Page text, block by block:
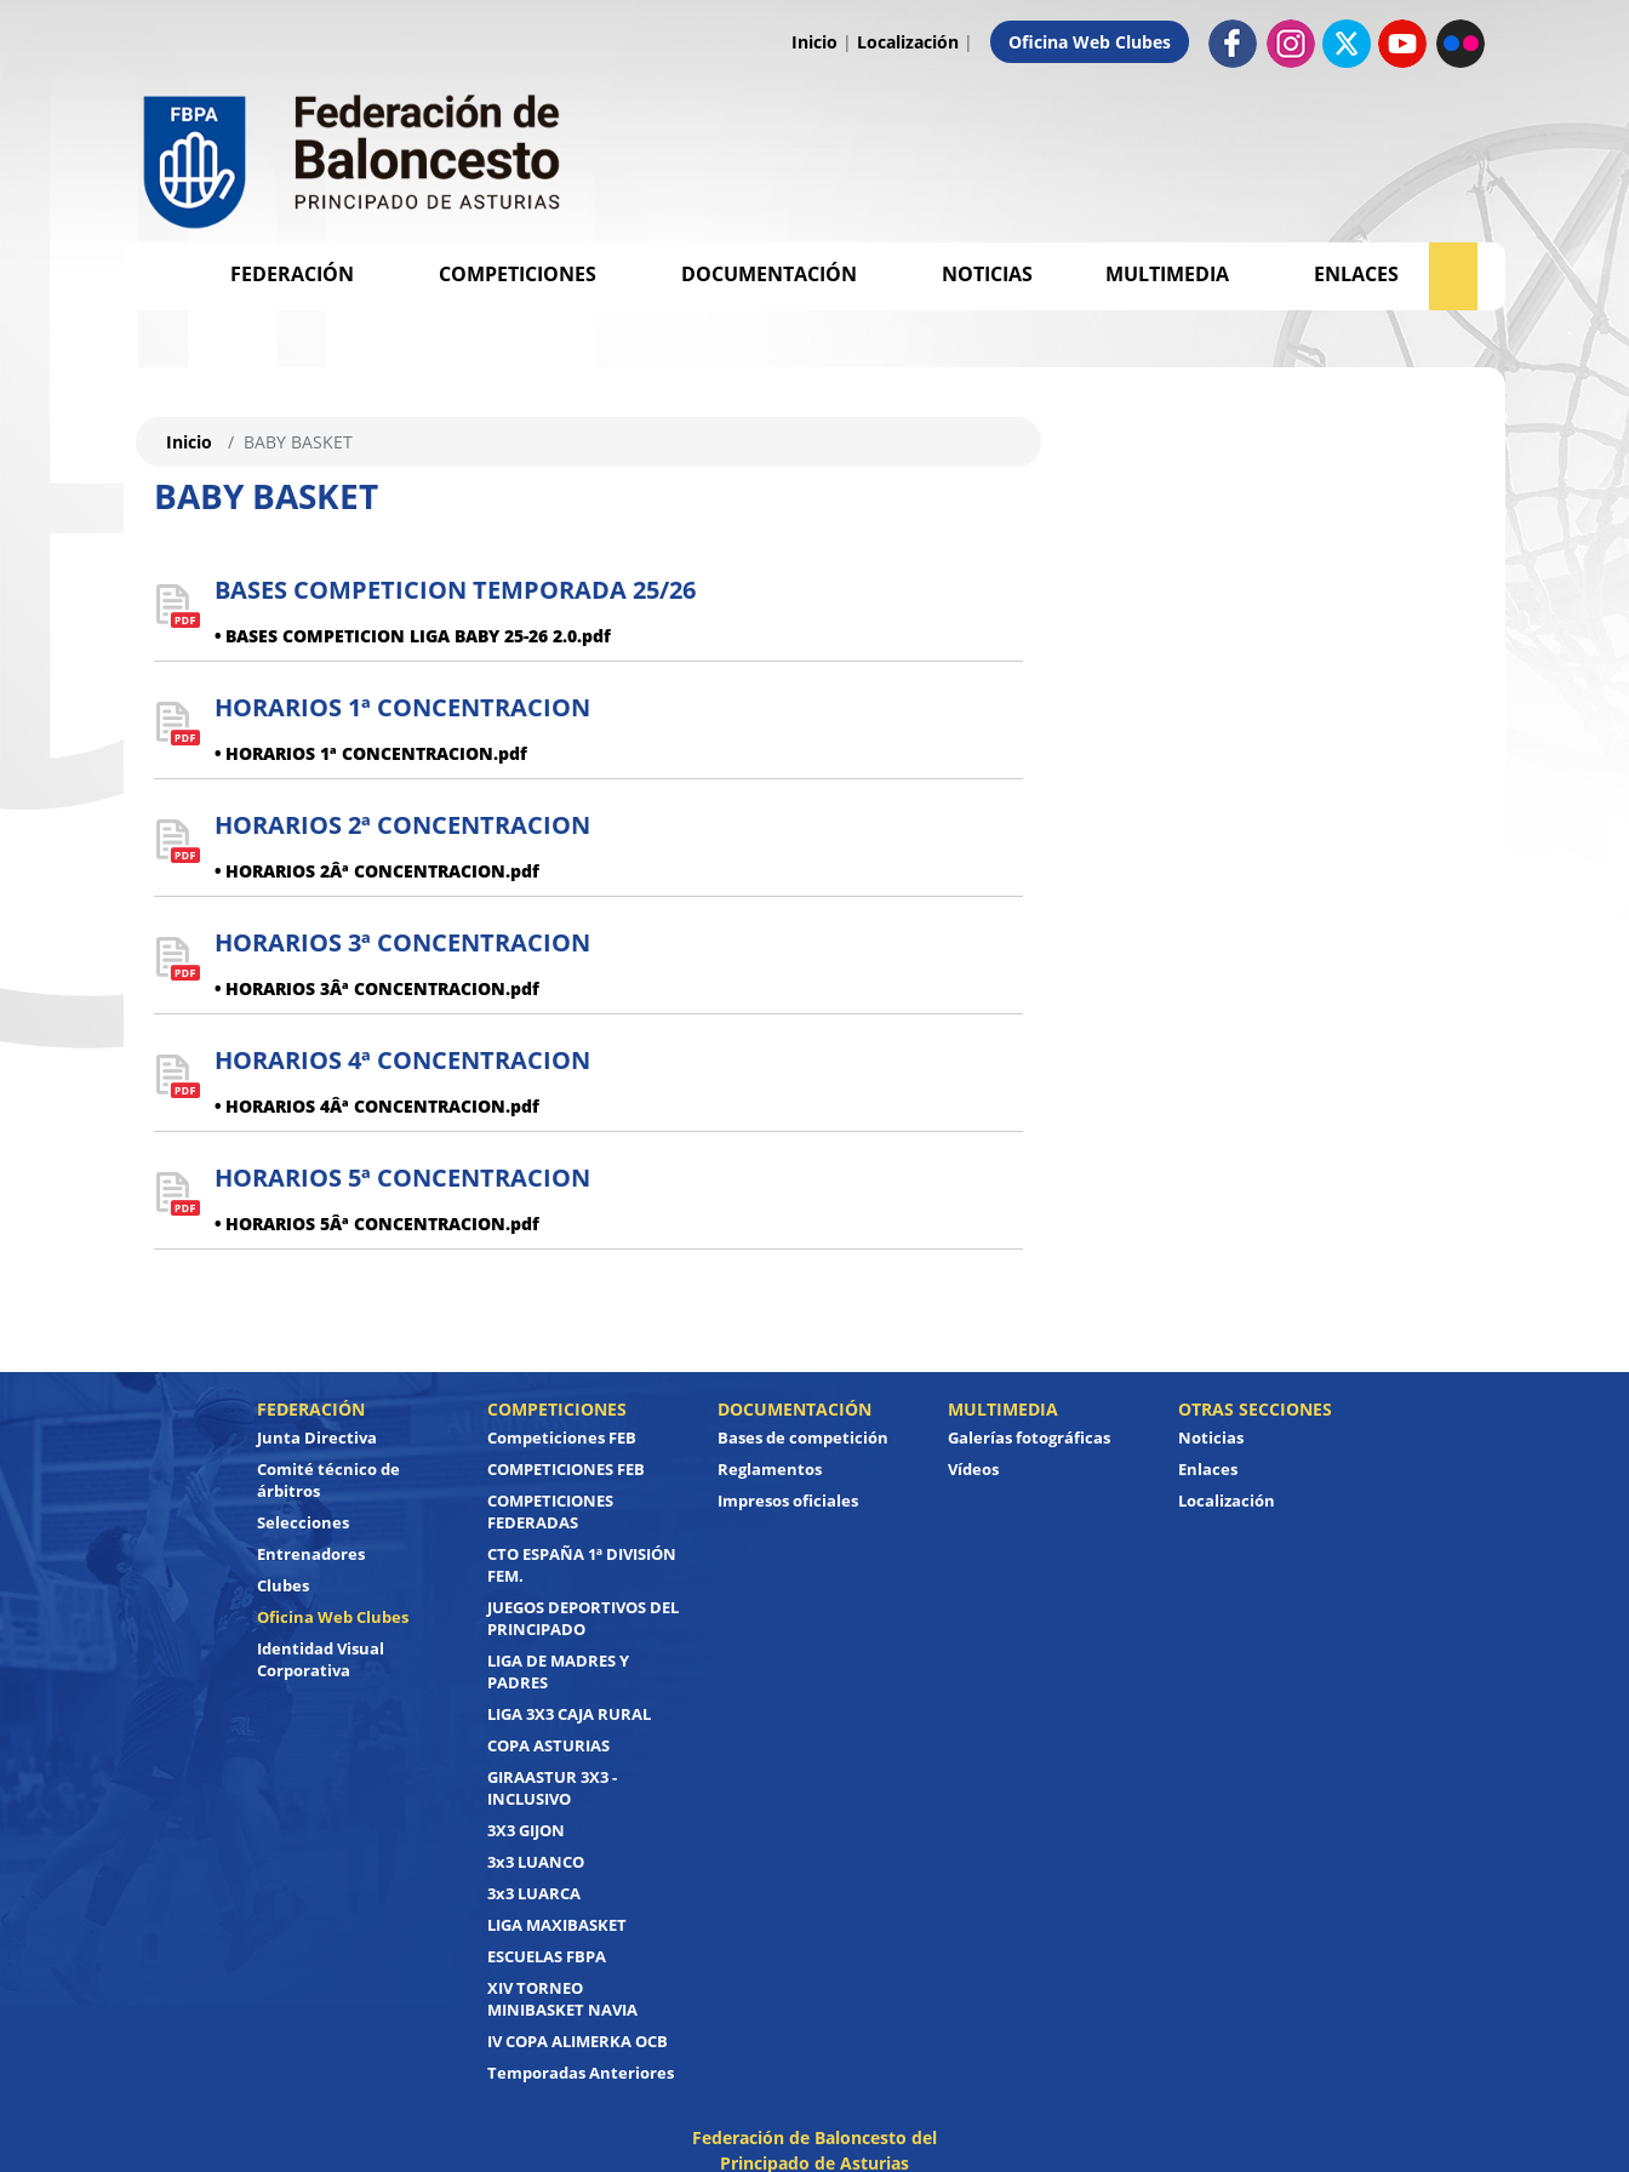
Inicio | Localización | Oficina Web Clubes
FEDERACIÓN COMPETICIONES DOCUMENTACIÓN NOTICIAS MULTIMEDIA ENLACES
BABY BASKET
Inicio BABY BASKET
BASES COMPETICION TEMPORADA 25/26
• BASES COMPETICION LIGA BABY 25-26 2.0.pdf
HORARIOS 1ª CONCENTRACION
• HORARIOS 1ª CONCENTRACION.pdf
HORARIOS 2ª CONCENTRACION
• HORARIOS 2Âª CONCENTRACION.pdf
HORARIOS 3ª CONCENTRACION
• HORARIOS 3Âª CONCENTRACION.pdf
HORARIOS 4ª CONCENTRACION
• HORARIOS 4Âª CONCENTRACION.pdf
HORARIOS 5ª CONCENTRACION
• HORARIOS 5Âª CONCENTRACION.pdf
FEDERACIÓN
Junta Directiva
Comité técnico de
árbitros
Selecciones
Entrenadores
Clubes
Oficina Web Clubes
Identidad Visual
Corporativa
COMPETICIONES
Competiciones FEB
COMPETICIONES FEB
COMPETICIONES
FEDERADAS
CTO ESPAÑA 1ª DIVISIÓN
FEM.
JUEGOS DEPORTIVOS DEL
PRINCIPADO
LIGA DE MADRES Y
PADRES
LIGA 3X3 CAJA RURAL
COPA ASTURIAS
GIRAASTUR 3X3 -
INCLUSIVO
3X3 GIJON
3x3 LUANCO
3x3 LUARCA
LIGA MAXIBASKET
ESCUELAS FBPA
XIV TORNEO
MINIBASKET NAVIA
IV COPA ALIMERKA OCB
Temporadas Anteriores
DOCUMENTACIÓN
Bases de competición
Reglamentos
Impresos oficiales
MULTIMEDIA
Galerías fotográficas
Vídeos
OTRAS SECCIONES
Noticias
Enlaces
Localización
Federación de Baloncesto del
Principado de Asturias